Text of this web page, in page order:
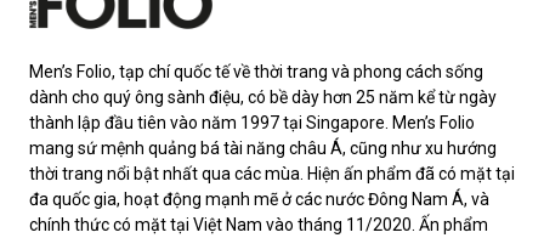
Men’s Folio, tạp chí quốc tế về thời trang và phong cách sống
dành cho quý ông sành điệu, có bề dày hơn 25 năm kể từ ngày
thành lập đầu tiên vào năm 1997 tại Singapore. Men’s Folio
mang sứ mệnh quảng bá tài năng châu Á, cũng như xu hướng
thời trang nổi bật nhất qua các mùa. Hiện ấn phẩm đã có mặt tại
đa quốc gia, hoạt động mạnh mẽ ở các nước Đông Nam Á, và
chính thức có mặt tại Việt Nam vào tháng 11/2020. Ấn phẩm